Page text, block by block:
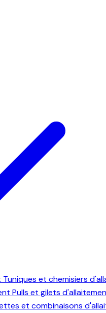
Tuniques et chemisiers
Pulls et gilets
et combinaisons